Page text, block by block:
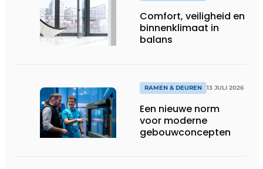
Comfort, veiligheid en
binnenklimaat in
balans
RAMEN & DEUREN 13 JULI 2026
Een nieuwe norm
voor moderne
gebouwconcepten